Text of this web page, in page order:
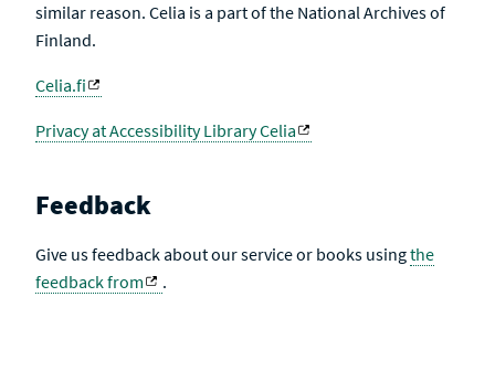
similar reason. Celia is a part of the National Archives of
Finland.
Celia.fi
Privacy at Accessibility Library Celia
Feedback
Give us feedback about our service or books usingthe
feedback from
.